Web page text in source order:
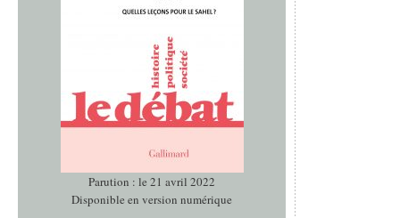
Parution : le 21 avril 2022
Disponible en version numérique